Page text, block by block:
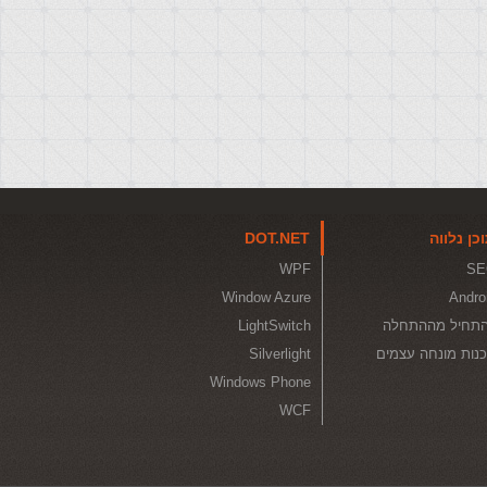
נלווה
מההתחלה
מונחה עצמים
DOT.NET
WPF
Window Azure
LightSwitch
Silverlight
Windows Phone
WCF